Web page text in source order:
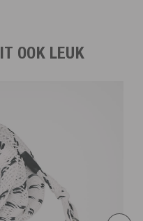
OOK LEUK